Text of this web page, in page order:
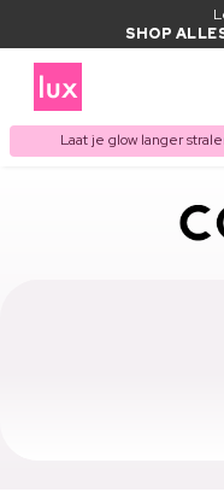
SHOP
Laat je glow langer